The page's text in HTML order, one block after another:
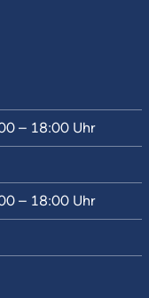
– 18:00 Uhr
– 18:00 Uhr